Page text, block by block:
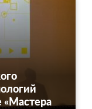
«Мастера